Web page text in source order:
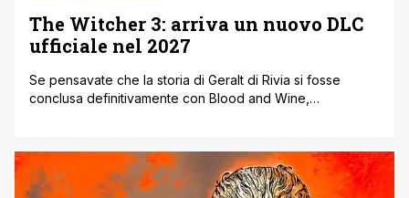
The Witcher 3: arriva un nuovo DLC
ufficiale nel 2027
Se pensavate che la storia di Geralt di Rivia si fosse
conclusa definitivamente con Blood and Wine,
grandissima sorpresa è stata svelata una nuova
espansione narrativa ufficiale per The Witcher 3 Wild
Hunt, intitolata 'Songs of the Past'. La [']